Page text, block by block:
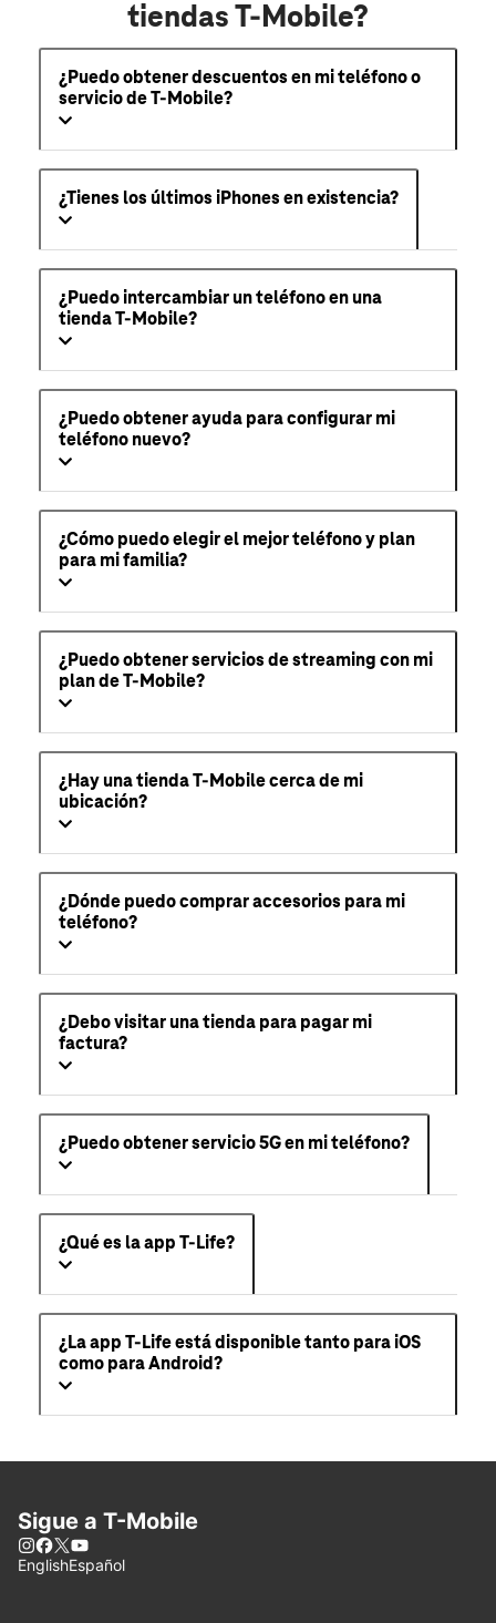
tiendas T-Mobile?
¿Puedo obtener descuentos en mi teléfono o
servicio de T-Mobile?
¿Tienes los últimos iPhones en existencia?
¿Puedo intercambiar un teléfono en una
tienda T-Mobile?
¿Puedo obtener ayuda para configurar mi
teléfono nuevo?
¿Cómo puedo elegir el mejor teléfono y plan
para mi familia?
¿Puedo obtener servicios de streaming con mi
plan de T-Mobile?
¿Hay una tienda T-Mobile cerca de mi
ubicación?
¿Dónde puedo comprar accesorios para mi
teléfono?
¿Debo visitar una tienda para pagar mi
factura?
¿Puedo obtener servicio 5G en mi teléfono?
¿Qué es la app T-Life?
¿La app T-Life está disponible tanto para iOS
como para Android?